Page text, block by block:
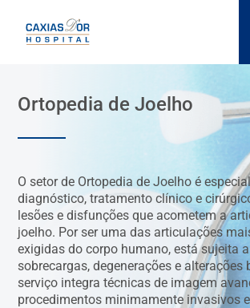
Ortopedia de Joelho
O setor de Ortopedia de Joelho é
diagnóstico, tratamento clínico e
lesões e disfunções que acometem a
joelho. Por ser uma das articulações
exigidas do corpo humano, está sujeita
sobrecargas, degenerações e alterações
serviço integra técnicas de imagem
procedimentos minimamente invasivos